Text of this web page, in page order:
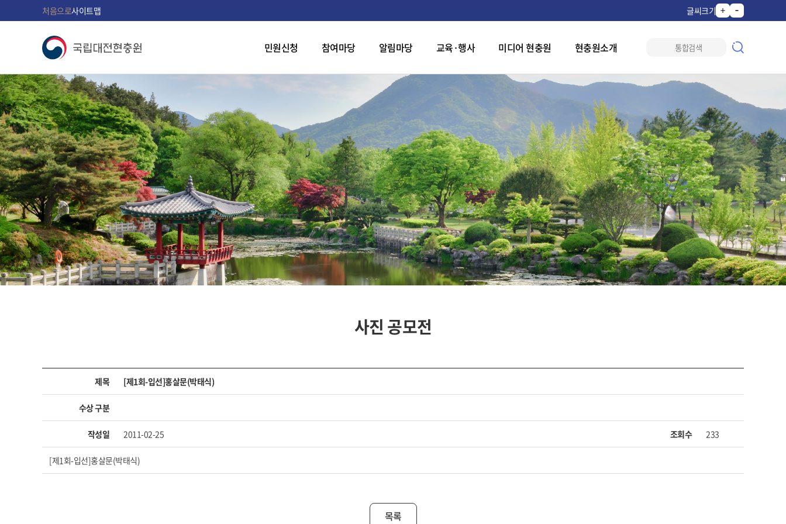
처음으로사이트맵 글씨크기
민원신청 참여마당 알림마당 교육·행사 미디어 현충원 현충원소개
사진 공모전
제목 [제1회-입선]홍살문(박태식)
수상 구분
작성일 2011-02-25 조회수 233
[제1회-입선]홍살문(박태식)
목록